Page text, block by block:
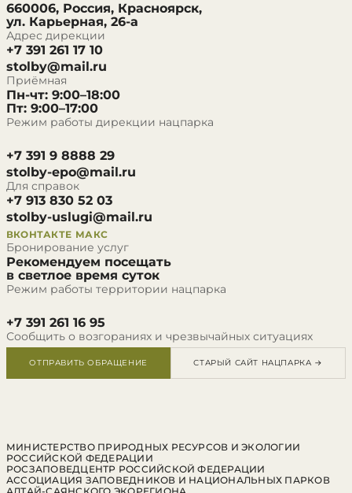
660006, Россия, Красноярск,
ул. Карьерная, 26-а
Адрес дирекции
+7 391 261 17 10
stolby@mail.ru
Приёмная
Пн-чт: 9:00–18:00
Пт: 9:00–17:00
Режим работы дирекции нацпарка
+7 391 9 8888 29
stolby-epo@mail.ru
Для справок
+7 913 830 52 03
stolby-uslugi@mail.ru
ВКОНТАКТЕ МАКС
Бронирование услуг
Рекомендуем посещать
в светлое время суток
Режим работы территории нацпарка
+7 391 261 16 95
Сообщить о возгораниях и чрезвычайных ситуациях
ОТПРАВИТЬ ОБРАЩЕНИЕ СТАРЫЙ САЙТ НАЦПАРКА →
МИНИСТЕРСТВО ПРИРОДНЫХ РЕСУРСОВ И ЭКОЛОГИИ
РОССИЙСКОЙ ФЕДЕРАЦИИ
РОСЗАПОВЕДЦЕНТР РОССИЙСКОЙ ФЕДЕРАЦИИ
АССОЦИАЦИЯ ЗАПОВЕДНИКОВ И НАЦИОНАЛЬНЫХ ПАРКОВ